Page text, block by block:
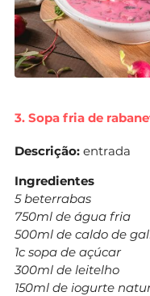
3. Sopa fria de
Descrição: entrada
Ingredientes
5 beterrabas
750ml de água fria
500ml de caldo de
1c sopa de açúcar
300ml de leitelho
150ml de iogurte